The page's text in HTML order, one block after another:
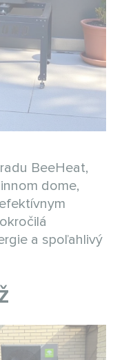
BeeHeat,
dome,
a spoľahlivý